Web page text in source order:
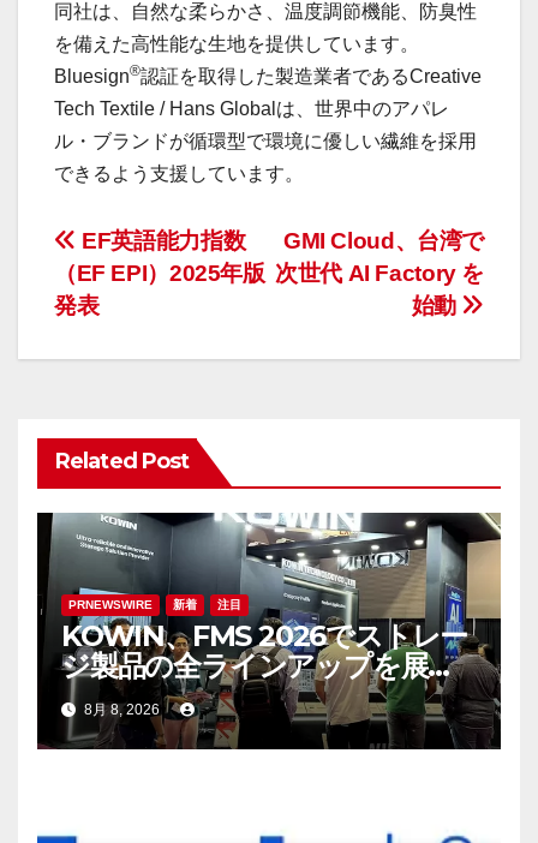
同社は、自然な柔らかさ、温度調節機能、防臭性
を備えた高性能な生地を提供しています。
Bluesign®認証を取得した製造業者であるCreative
Tech Textile / Hans Globalは、世界中のアパレ
ル・ブランドが循環型で環境に優しい繊維を採用
できるよう支援しています。
投
稿
ナ
ゲ
ー
シ
ョ
ン
GMI Cloud、台湾で
次世代 AI Factory を
始動
EF英語能力指数
（EF EPI）2025年版
発表
Related Post
PRNEWSWIRE 新着 注目
KOWIN、FMS 2026でストレー
ジ製品の全ラインアップを展
示：高性能ストレージ製品がAI
分野の革新を牽引
8月 8, 2026